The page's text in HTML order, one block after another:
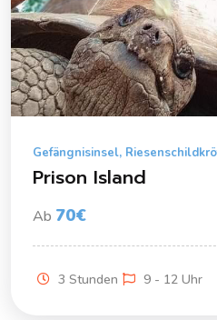
Gefängnisinsel,
Prison Island
Ab 70€
3 Stunden 9 - 12 Uhr